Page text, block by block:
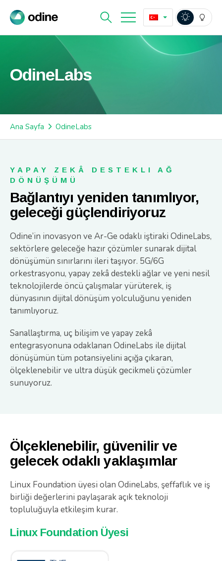
OdineLabs
Ana Sayfa OdineLabs
YAPAY ZEKÂ DESTEKLI AĞ
DÖNÜŞÜMÜ
Bağlantıyı yeniden tanımlıyor,
geleceği güçlendiriyoruz
Odine’in inovasyon ve Ar-Ge odaklı iştiraki OdineLabs,
sektörlere geleceğe hazır çözümler sunarak dijital
dönüşümün sınırlarını ileri taşıyor. 5G/6G
orkestrasyonu, yapay zekâ destekli ağlar ve yeni nesil
teknolojilerde öncü çalışmalar yürüterek, iş
dünyasının dijital dönüşüm yolculuğunu yeniden
tanımlıyoruz.
Sanallaştırma, uç bilişim ve yapay zekâ
entegrasyonuna odaklanan OdineLabs ile dijital
dönüşümün tüm potansiyelini açığa çıkaran,
ölçeklenebilir ve ultra düşük gecikmeli çözümler
sunuyoruz.
Ölçeklenebilir, güvenilir ve
gelecek odaklı yaklaşımlar
Linux Foundation üyesi olan OdineLabs, şeffaflık ve iş
birliği değerlerini paylaşarak açık teknoloji
topluluğuyla etkileşim kurar.
Linux Foundation Üyesi